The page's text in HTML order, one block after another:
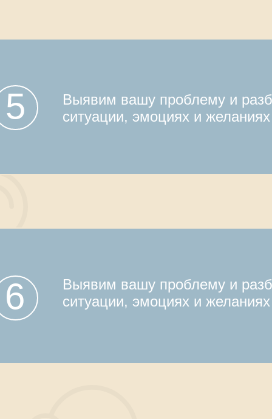
Выявим вашу проблему и
ситуации, эмоциях и желаниях
5
Выявим вашу проблему и
ситуации, эмоциях и желаниях
6